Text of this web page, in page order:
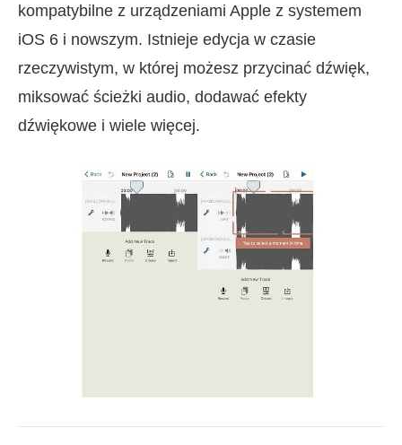
kompatybilne z urządzeniami Apple z systemem
iOS 6 i nowszym. Istnieje edycja w czasie
rzeczywistym, w której możesz przycinać dźwięk,
miksować ścieżki audio, dodawać efekty
dźwiękowe i wiele więcej.